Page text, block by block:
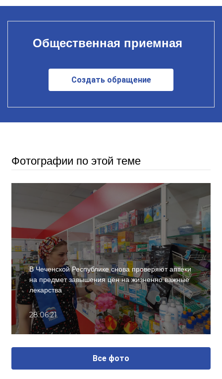
Общественная приемная
Создать обращение
Фотографии по этой теме
В Чеченской Республике снова проверяют аптеки
на предмет завышения цен на жизненно важные
лекарства
28.06.21
Все фото